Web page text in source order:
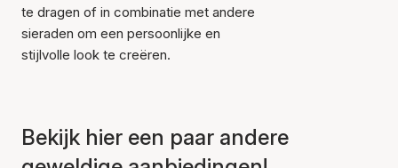
te dragen of in combinatie met andere
sieraden om een persoonlijke en
stijlvolle look te creëren.
Bekijk hier een paar andere